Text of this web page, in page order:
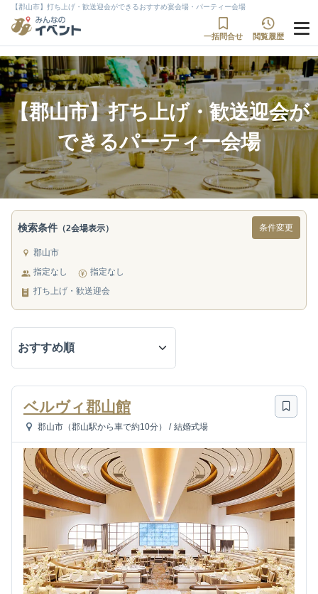
【郡山市】打ち上げ・歓送迎会ができるおすすめ宴会場・パーティー会場
一括問合せ 閲覧履歴
【郡山市】打ち上げ・歓送迎会が
できるパーティー会場
検索条件 （2会場表示） 条件変更
郡山市
指定なし
指定なし
打ち上げ・歓送迎会
ベルヴィ郡山館
郡山市（郡山駅から車で約10分） / 結婚式場